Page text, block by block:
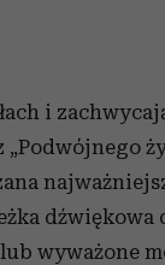
i
„Podwójnego
dźwiękowa
wyważone